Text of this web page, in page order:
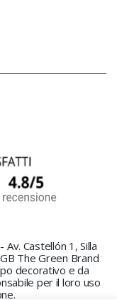
- Av. Castellón 1, Silla
The Green Brand
decorativo e da
per il loro uso